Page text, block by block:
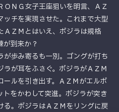
ＮＧ女子王座狙いを明言、ＡＺ
ッチを実現させた。これまで大型
ＡＺＭとはいえ、ボジラは規格
が到来か？
が歩み寄るも一別。ゴングが打ち
が耳をふさぐ。ボジラがＡＺＭ
ルを引き出す。ＡＺＭがエルボ
をかわして突進。ボジラが突き
。ボジラはＡＺＭをリングに戻